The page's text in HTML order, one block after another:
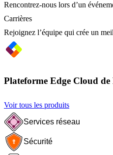
Rencontrez-nous lors d’un
Carrières
Rejoignez l’équipe qui crée un
Plateforme Edge Cloud de
Voir tous les produits
Services réseau
Sécurité